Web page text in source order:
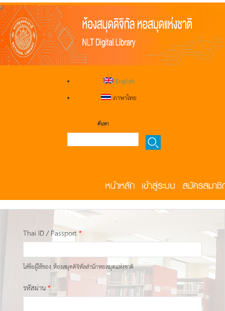
English
ภาษาไทย
ค้นหา
Thai ID / Passport*
ใส่ชื่อผู้ใช้ของ ห้องสมุดดิจิทัลสำนักหอสมุดแห่งชาติ
รหัสผ่าน*